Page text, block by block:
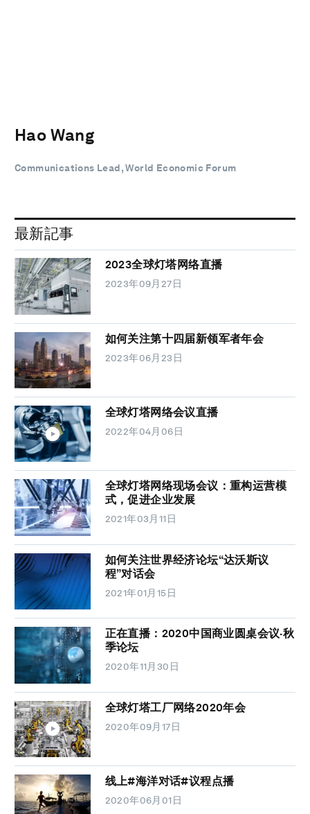
Hao Wang
Communications Lead, World Economic Forum
最新記事
2023全球灯塔网络直播
2023年09月27日
如何关注第十四届新领军者年会
2023年06月23日
全球灯塔网络会议直播
2022年04月06日
全球灯塔网络现场会议：重构运营模
式，促进企业发展
2021年03月11日
如何关注世界经济论坛“达沃斯议
程”对话会
2021年01月15日
正在直播：2020中国商业圆桌会议·秋
季论坛
2020年11月30日
全球灯塔工厂网络2020年会
2020年09月17日
线上#海洋对话#议程点播
2020年06月01日